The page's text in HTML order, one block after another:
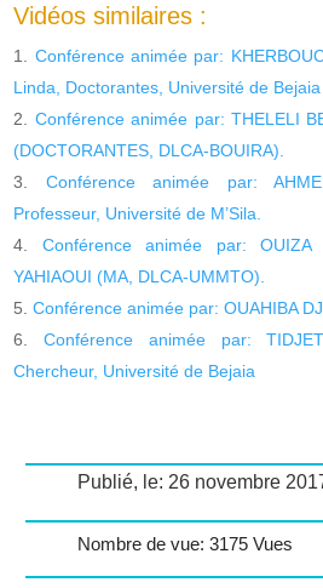
Vidéos similaires :
Conférence animée par:
Linda, Doctorantes, Université de Bejaia
Conférence animée par: THELELI
(DOCTORANTES, DLCA-BOUIRA).
Conférence animée par:
Professeur, Université de M’Sila.
Conférence animée par: OUIZA
YAHIAOUI (MA, DLCA-UMMTO).
Conférence animée par: OUAHIBA
Conférence animée par:
Chercheur, Université de Bejaia
Publié, le: 26 novembre
Nombre de vue: 3175 Vues